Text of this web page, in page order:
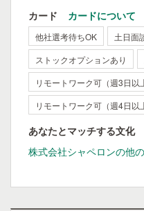
カード カードについて
他社選考待ちOK 土日面
ストックオプションあり
リモートワーク可（週3日以
リモートワーク可（週4日以
あなたとマッチする文化
株式会社シャペロンの他